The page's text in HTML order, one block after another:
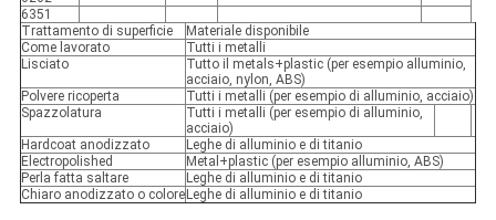
6351
Trattamento di superficie
Materiale disponibile
Come lavorato
Tutti i metalli
Lisciato
Tutto il metals+plastic (per esempio alluminio,
acciaio, nylon, ABS)
Polvere ricoperta
Tutti i metalli (per esempio di alluminio, acciaio)
Spazzolatura
Tutti i metalli (per esempio di alluminio,
acciaio)
Hardcoat anodizzato
Leghe di alluminio e di titanio
Electropolished
Metal+plastic (per esempio alluminio, ABS)
Perla fatta saltare
Leghe di alluminio e di titanio
Chiaro anodizzato o colore Leghe di alluminio e di titanio